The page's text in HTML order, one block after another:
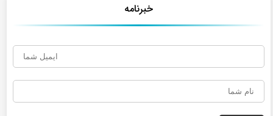
خبرنامه